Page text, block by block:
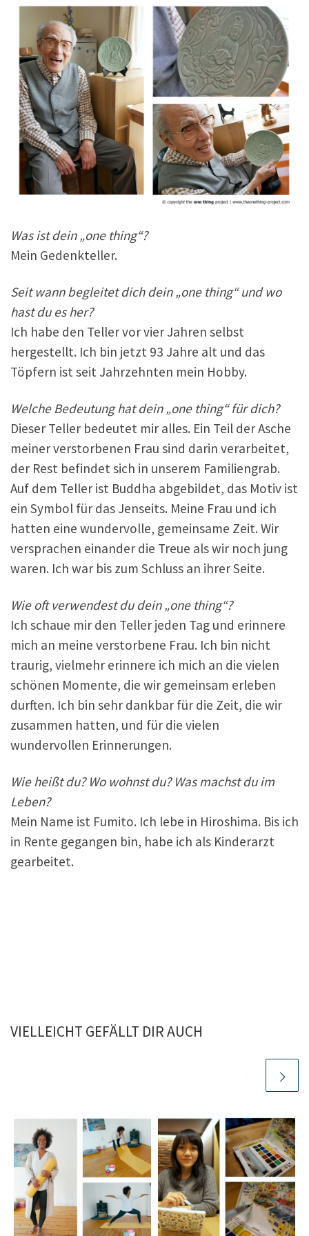
Was ist dein „one thing“?
Mein Gedenkteller.
Seit wann begleitet dich dein „one thing“ und wo
hast du es her?
Ich habe den Teller vor vier Jahren selbst
hergestellt. Ich bin jetzt 93 Jahre alt und das
Töpfern ist seit Jahrzehnten mein Hobby.
Welche Bedeutung hat dein „one thing“ für dich?
Dieser Teller bedeutet mir alles. Ein Teil der Asche
meiner verstorbenen Frau sind darin verarbeitet,
der Rest befindet sich in unserem Familiengrab.
Auf dem Teller ist Buddha abgebildet, das Motiv ist
ein Symbol für das Jenseits. Meine Frau und ich
hatten eine wundervolle, gemeinsame Zeit. Wir
versprachen einander die Treue als wir noch jung
waren. Ich war bis zum Schluss an ihrer Seite.
Wie oft verwendest du dein „one thing“?
Ich schaue mir den Teller jeden Tag und erinnere
mich an meine verstorbene Frau. Ich bin nicht
traurig, vielmehr erinnere ich mich an die vielen
schönen Momente, die wir gemeinsam erleben
durften. Ich bin sehr dankbar für die Zeit, die wir
zusammen hatten, und für die vielen
wundervollen Erinnerungen.
Wie heißt du? Wo wohnst du? Was machst du im
Leben?
Mein Name ist Fumito. Ich lebe in Hiroshima. Bis ich
in Rente gegangen bin, habe ich als Kinderarzt
gearbeitet.
VIELLEICHT GEFÄLLT DIR AUCH